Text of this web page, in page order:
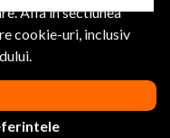
Afla in sectiunea
cookie-uri, inclusiv